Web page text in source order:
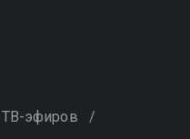
ТВ-эфиров /